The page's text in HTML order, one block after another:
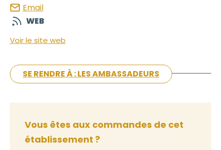
Email
WEB
Voir le site web
SE RENDRE À : LES AMBASSADEURS
Vous êtes aux commandes de cet
établissement ?